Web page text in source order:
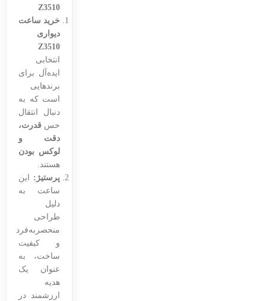
Z3510
خرید ساعت
دیواری
Z3510
انتخابی
ایده‌آل برای
برندهایی
است که به
دنبال انتقال
حس قدرت،
دقت و
لوکس بودن
هستند.
پرستیژ: این
ساعت به
دلیل
طراحی
منحصربه‌فرد
و کیفیت
ساخت، به
عنوان یک
هدیه
ارزشمند در